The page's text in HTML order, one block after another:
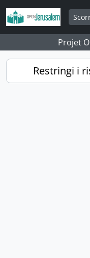
Skip to main content
Projet
Restringi i